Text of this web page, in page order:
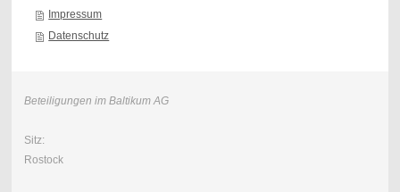
Impressum
Datenschutz
Beteiligungen im Baltikum AG
Sitz:
Rostock